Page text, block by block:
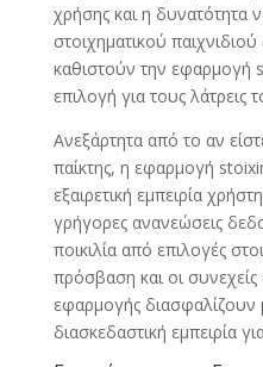
χρήσης και η δυνατότητα
στοιχηματικού
καθιστούν την εφαρμογή
επιλογή για τους λάτρεις
Ανεξάρτητα από το αν
παίκτης, η εφαρμογή
εξαιρετική εμπειρία
γρήγορες ανανεώσεις
ποικιλία από επιλογές
πρόσβαση και οι συνεχείς
εφαρμογής διασφαλίζουν
διασκεδαστική εμπειρία